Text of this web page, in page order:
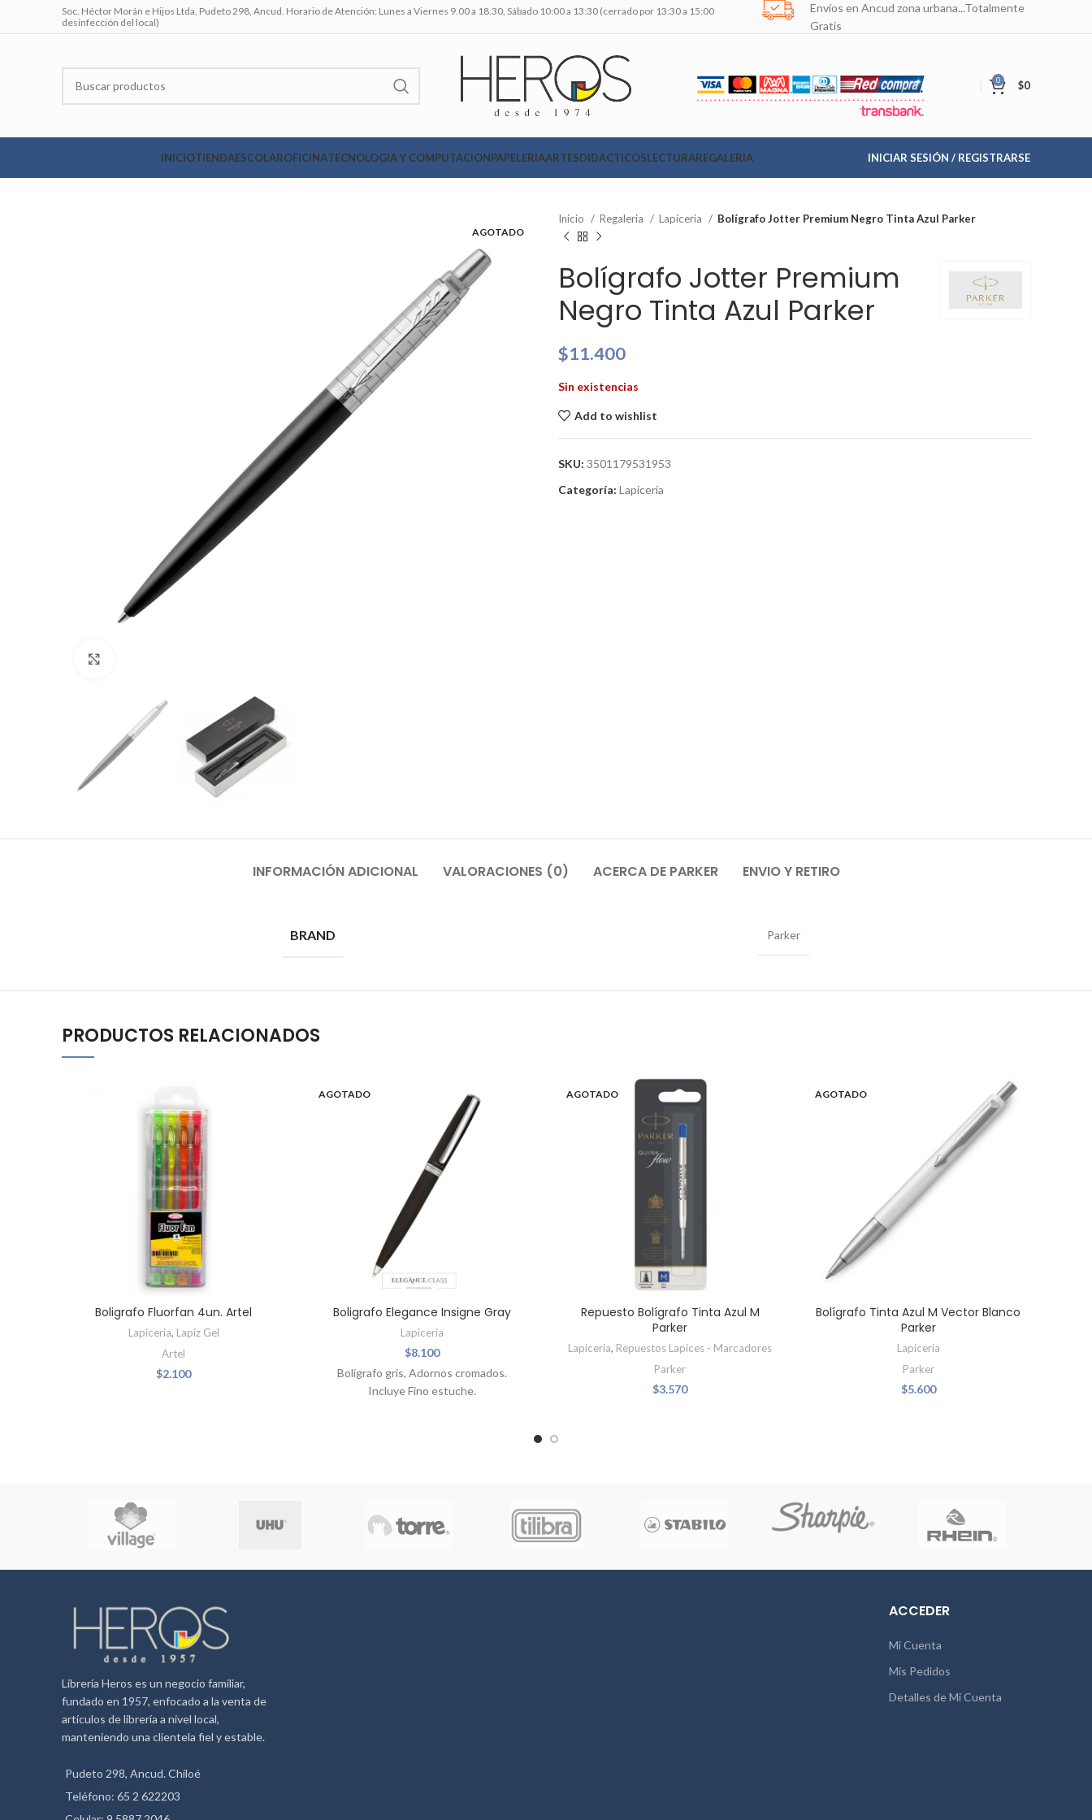
Soc. Héctor Morán e Hijos Ltda, Pudeto 298, Ancud. Horario de Atención: Lunes a Viernes 9.00 a 18.30, Sábado 10:00 a 13:30 (cerrado por 13:30 a 15:00
desinfección del local)
Envíos en Ancud zona urbana...Totalmente
Gratis
0 $0
INICIOTIENDAESCOLAROFICINATECNOLOGIA Y COMPUTACIONPAPELERIAARTESDIDACTICOSLECTURAREGALERIA INICIAR SESIÓN / REGISTRARSE
AGOTADO
Inicio Regaleria Lapiceria Bolígrafo Jotter Premium Negro Tinta Azul Parker
Bolígrafo Jotter Premium
Negro Tinta Azul Parker
$11.400
Sin existencias
Add to wishlist
SKU: 3501179531953
Categoría: Lapiceria
INFORMACIÓN ADICIONAL VALORACIONES (0) ACERCA DE PARKER ENVIO Y RETIRO
BRAND Parker
PRODUCTOS RELACIONADOS
Boligrafo Fluorfan 4un. Artel
Lapiceria, Lapiz Gel
Artel
$2.100
AGOTADO
Boligrafo Elegance Insigne Gray
Lapiceria
$8.100
Bolígrafo gris, Adornos cromados.
Incluye Fino estuche.
AGOTADO
Repuesto Bolígrafo Tinta Azul M
Parker
Lapiceria, Repuestos Lapices - Marcadores
Parker
$3.570
AGOTADO
Bolígrafo Tinta Azul M Vector Blanco
Parker
Lapiceria
Parker
$5.600
Librería Heros es un negocio familiar,
fundado en 1957, enfocado a la venta de
artículos de librería a nivel local,
manteniendo una clientela fiel y estable.
Pudeto 298, Ancud. Chiloé
Teléfono: 65 2 622203
ACCEDER
Mi Cuenta
Mis Pedidos
Detalles de Mi Cuenta